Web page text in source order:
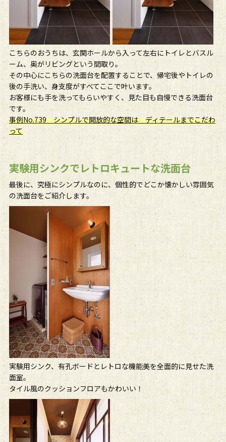
こちらのおうちは、玄関ホールから入って左右にトイレとバスル
ーム、奥がリビングという間取り。
その中心にこちらの洗面台を配置することで、帰宅後やトイレの
後の手洗い、身支度がすべてここで叶います。
お客様にも手を洗ってもらいやすく、見た目も自慢できる洗面台
です。
事例No.739 シンプルで開放的な空間は ディテールまでこだわ
って
実験用シンクでレトロキュートな洗面台
最後に、究極にシンプルなのに、個性的でどこか懐かしい雰囲気
の洗面台をご紹介します。
実験用シンク、有孔ボードとレトロな機能美を全面的に見せた洗
面室。
タイル風のクッションフロアもかわいい！